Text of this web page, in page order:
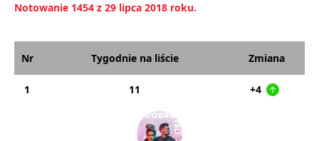
Notowanie 1454 z 29 lipca 2018 roku.
Nr Tygodnie na liście Zmiana
1 11 +4